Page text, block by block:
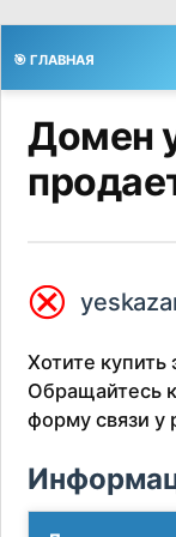
🎯 ГЛАВНАЯ
Домен
⮿
Хотите
Обращайтесь
форму связи у